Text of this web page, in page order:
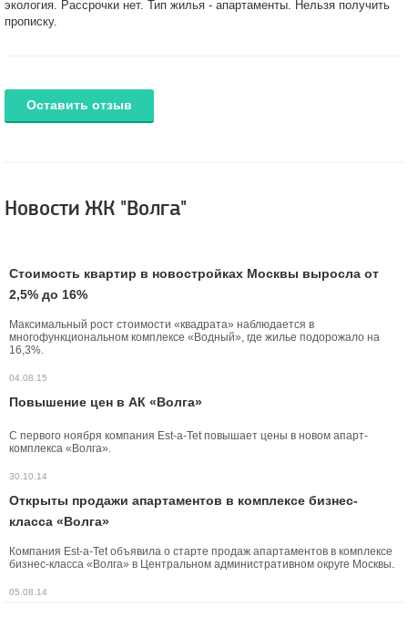
экология. Рассрочки нет. Тип жилья - апартаменты. Нельзя получить
прописку.
Оставить отзыв
Новости ЖК "Волга"
Стоимость квартир в новостройках Москвы выросла от
2,5% до 16%
Максимальный рост стоимости «квадрата» наблюдается в
многофункциональном комплексе «Водный», где жилье подорожало на
16,3%.
04.08.15
Повышение цен в АК «Волга»
С первого ноября компания Est-a-Tet повышает цены в новом апарт-
комплекса «Волга».
30.10.14
Открыты продажи апартаментов в комплексе бизнес-
класса «Волга»
Компания Est-a-Tet объявила о старте продаж апартаментов в комплексе
бизнес-класса «Волга» в Центральном административном округе Москвы.
05.08.14